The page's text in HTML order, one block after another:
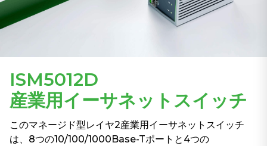
ISM5012D
産業用イーサネットスイッチ
このマネージド型レイヤ2産業用イーサネットスイッチ
は、8つの10/100/1000Base-Tポートと4つの